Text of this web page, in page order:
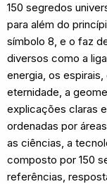
150 segredos
para além do
símbolo 8, e o faz
diversos como a
energia, os
eternidade, a
explicações claras
ordenadas por
as ciências, a
composto por 150
referências,